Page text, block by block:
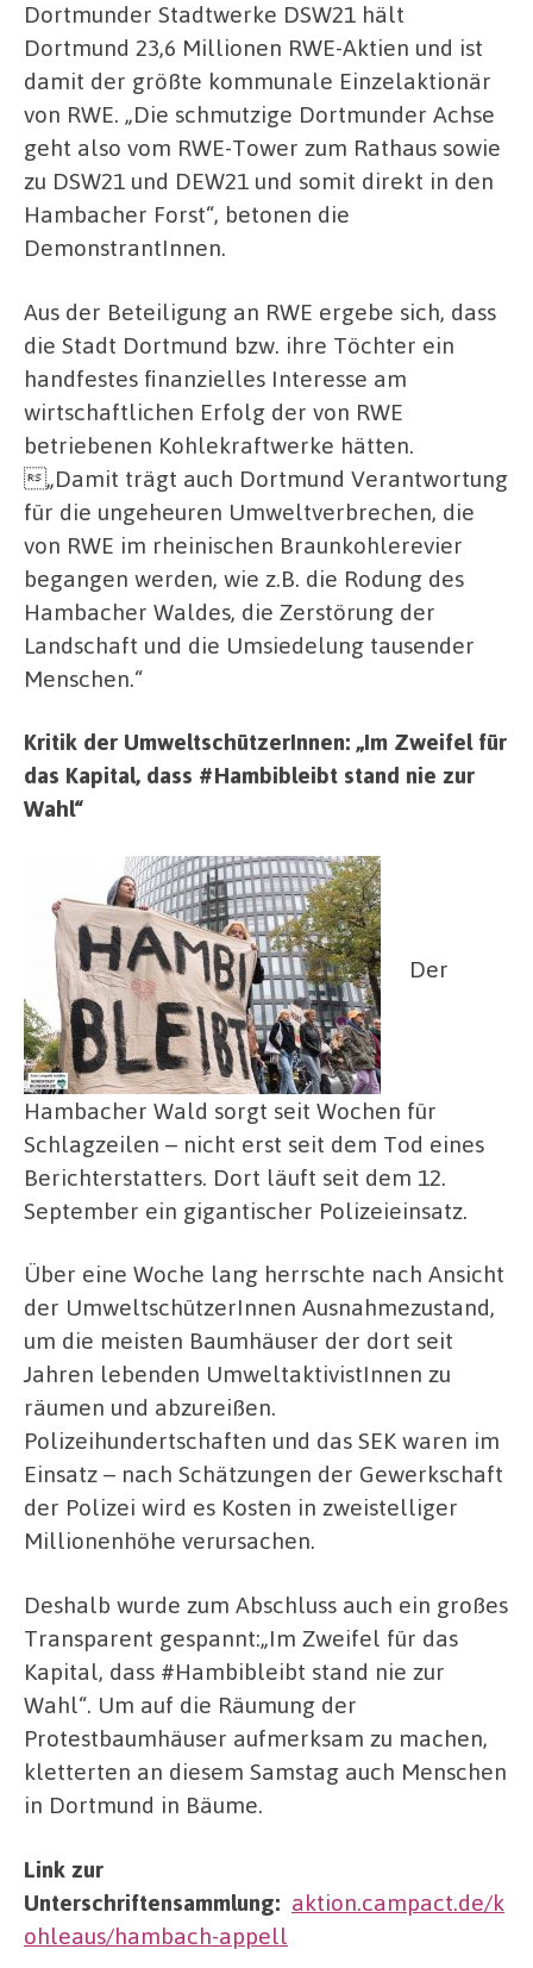
Dortmunder Stadtwerke DSW21 hält
Dortmund 23,6 Millionen RWE-Aktien und ist
damit der größte kommunale Einzelaktionär
von RWE. „Die schmutzige Dortmunder Achse
geht also vom RWE-Tower zum Rathaus sowie
zu DSW21 und DEW21 und somit direkt in den
Hambacher Forst“, betonen die
DemonstrantInnen.
Aus der Beteiligung an RWE ergebe sich, dass
die Stadt Dortmund bzw. ihre Töchter ein
handfestes finanzielles Interesse am
wirtschaftlichen Erfolg der von RWE
betriebenen Kohlekraftwerke hätten.
„Damit trägt auch Dortmund Verantwortung
für die ungeheuren Umweltverbrechen, die
von RWE im rheinischen Braunkohlerevier
begangen werden, wie z.B. die Rodung des
Hambacher Waldes, die Zerstörung der
Landschaft und die Umsiedelung tausender
Menschen.“
Kritik der UmweltschützerInnen: „Im Zweifel für
das Kapital, dass #Hambibleibt stand nie zur
Wahl“
Der
Hambacher Wald sorgt seit Wochen für
Schlagzeilen – nicht erst seit dem Tod eines
Berichterstatters. Dort läuft seit dem 12.
September ein gigantischer Polizeieinsatz.
Über eine Woche lang herrschte nach Ansicht
der UmweltschützerInnen Ausnahmezustand,
um die meisten Baumhäuser der dort seit
Jahren lebenden UmweltaktivistInnen zu
räumen und abzureißen.
Polizeihundertschaften und das SEK waren im
Einsatz – nach Schätzungen der Gewerkschaft
der Polizei wird es Kosten in zweistelliger
Millionenhöhe verursachen.
Deshalb wurde zum Abschluss auch ein großes
Transparent gespannt:„Im Zweifel für das
Kapital, dass #Hambibleibt stand nie zur
Wahl“. Um auf die Räumung der
Protestbaumhäuser aufmerksam zu machen,
kletterten an diesem Samstag auch Menschen
in Dortmund in Bäume.
Link zur
Unterschriftensammlung: aktion.campact.de/k
ohleaus/hambach-appell